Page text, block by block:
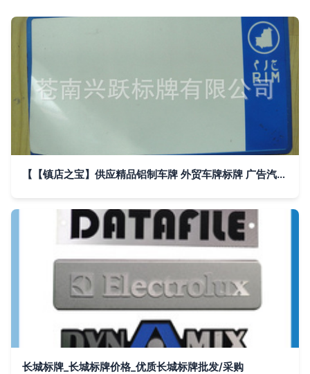
【【镇店之宝】供应精品铝制车牌 外贸车牌标牌 广告汽车车牌】价格,厂家,图片,铭牌,苍南兴跃标牌-
长城标牌_长城标牌价格_优质长城标牌批发/采购